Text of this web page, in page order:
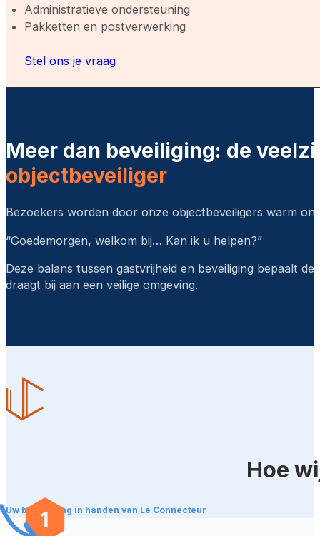
Administratieve ondersteuning
Pakketten en postverwerking
Stel ons je vraag
Meer dan beveiliging: de
objectbeveiliger
Bezoekers worden door onze objectbeveiligers warm
“Goedemorgen, welkom bij… Kan ik u helpen?”
Deze balans tussen gastvrijheid en beveiliging bepaalt de
draagt bij aan een veilige omgeving.
Hoe
Uw beveiliging in handen van Le Connecteur